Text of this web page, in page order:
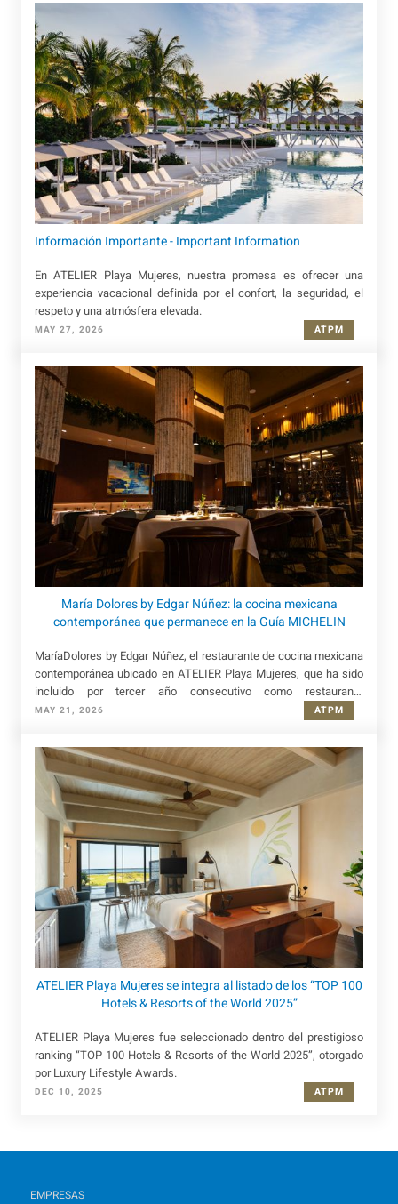
Información Importante - Important Information
En ATELIER Playa Mujeres, nuestra promesa es ofrecer una
experiencia vacacional definida por el confort, la seguridad, el
respeto y una atmósfera elevada.
MAY 27, 2026 ATPM
María Dolores by Edgar Núñez: la cocina mexicana
contemporánea que permanece en la Guía MICHELIN
MaríaDolores by Edgar Núñez, el restaurante de cocina mexicana
contemporánea ubicado en ATELIER Playa Mujeres, que ha sido
incluido por tercer año consecutivo como restaurante
recomendado en la Guía MICHELIN 2026.
MAY 21, 2026 ATPM
ATELIER Playa Mujeres se integra al listado de los “TOP 100
Hotels & Resorts of the World 2025”
ATELIER Playa Mujeres fue seleccionado dentro del prestigioso
ranking “TOP 100 Hotels & Resorts of the World 2025”, otorgado
por Luxury Lifestyle Awards.
DEC 10, 2025 ATPM
EMPRESAS